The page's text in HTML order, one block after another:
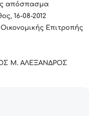
απόσπασμα
16-08-2012
Επιτροπής
Μ. ΑΛΕΞΑΝΔΡΟΣ